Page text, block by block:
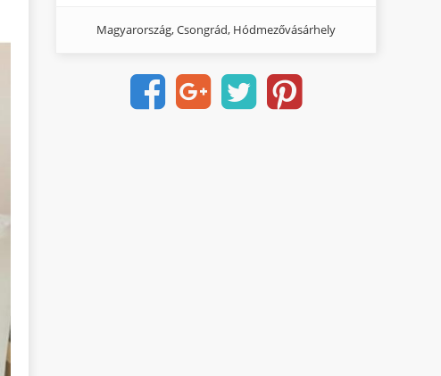
Magyarország, Csongrád, Hódmezővásárhely